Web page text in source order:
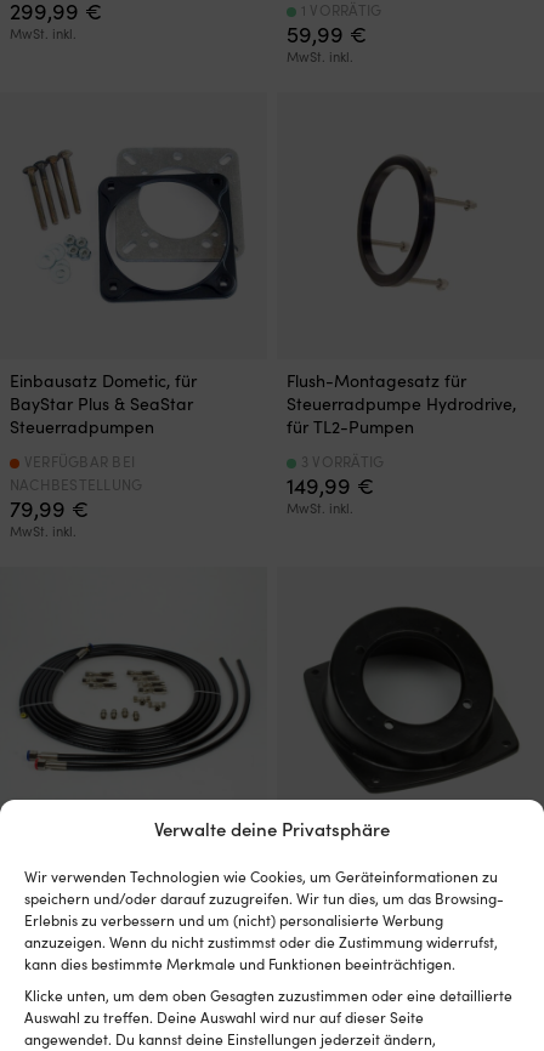
Verwalte deine Privatsphäre
Wir verwenden Technologien wie Cookies, um Geräteinformationen zu
speichern und/oder darauf zuzugreifen. Wir tun dies, um das Browsing-
Erlebnis zu verbessern und um (nicht) personalisierte Werbung
anzuzeigen. Wenn du nicht zustimmst oder die Zustimmung widerrufst,
kann dies bestimmte Merkmale und Funktionen beeinträchtigen.
Klicke unten, um dem oben Gesagten zuzustimmen oder eine detaillierte
Auswahl zu treffen. Deine Auswahl wird nur auf dieser Seite
angewendet. Du kannst deine Einstellungen jederzeit ändern,
299,99 €
MwSt. inkl. 59,99 €
MwSt. inkl.
1 VORRÄTIG
Einbausatz Dometic, für
BayStar Plus & SeaStar
Steuerradpumpen
79,99 €
MwSt. inkl.
VERFÜGBAR BEI
NACHBESTELLUNG
Flush-Montagesatz für
Steuerradpumpe Hydrodrive,
für TL2-Pumpen
149,99 €
MwSt. inkl.
3 VORRÄTIG
Autopiloten Mavimare &
Mancini X.370
339,99
MwSt. inkl.
VERFÜGBAR BEI
NACHBESTELLUNG
Steuerradpumpe Mavimare &
Mancini X.346, für GM2-
MRA01/03/04
139,99€
MwSt. inkl.
VERFÜGBAR BEI